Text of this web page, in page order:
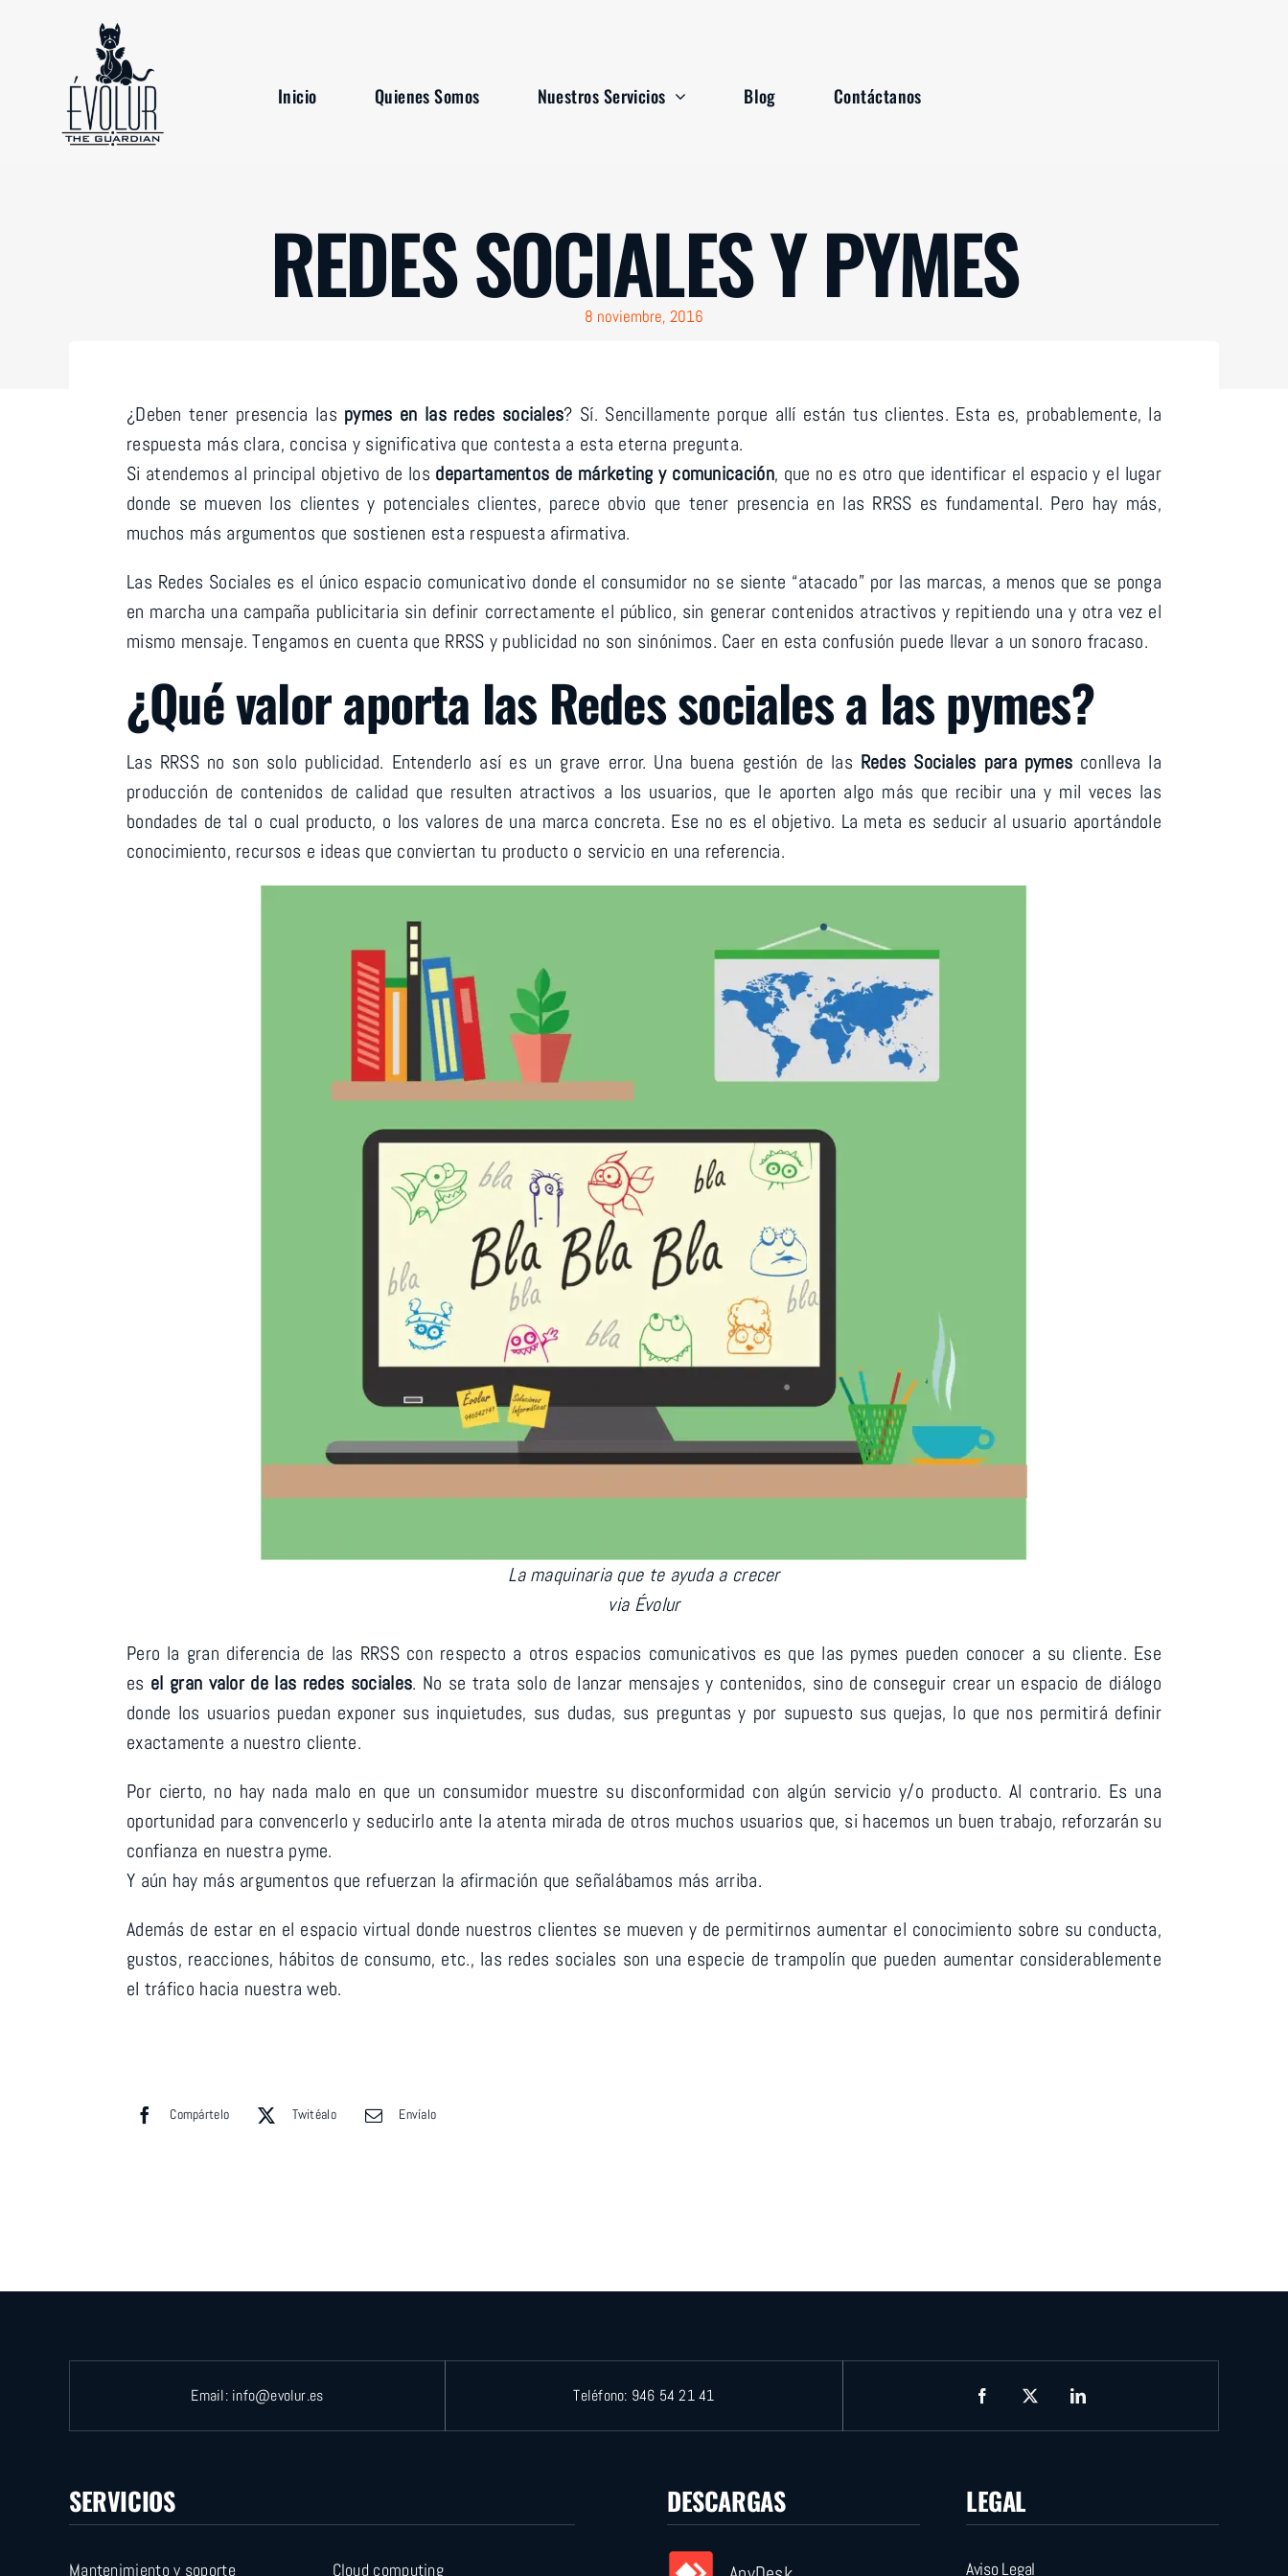
Inicio
Quienes Somos Nuestros Servicios Blog Contáctanos
Inicio Quienes Somos Nuestros Servicios Blog Contáctanos
REDES SOCIALES Y PYMES
8 noviembre, 2016
¿Deben tener presencia las pymes en las redes sociales? Sí. Sencillamente porque allí están tus clientes. Esta es, probablemente, la
respuesta más clara, concisa y significativa que contesta a esta eterna pregunta.
Si atendemos al principal objetivo de los departamentos de márketing y comunicación, que no es otro que identificar el espacio y el lugar
donde se mueven los clientes y potenciales clientes, parece obvio que tener presencia en las RRSS es fundamental. Pero hay más,
muchos más argumentos que sostienen esta respuesta afirmativa.
Las Redes Sociales es el único espacio comunicativo donde el consumidor no se siente “atacado” por las marcas, a menos que se ponga
en marcha una campaña publicitaria sin definir correctamente el público, sin generar contenidos atractivos y repitiendo una y otra vez el
mismo mensaje. Tengamos en cuenta que RRSS y publicidad no son sinónimos. Caer en esta confusión puede llevar a un sonoro fracaso.
¿Qué valor aporta las Redes sociales a las pymes?
Las RRSS no son solo publicidad. Entenderlo así es un grave error. Una buena gestión de las Redes Sociales para pymes conlleva la
producción de contenidos de calidad que resulten atractivos a los usuarios, que le aporten algo más que recibir una y mil veces las
bondades de tal o cual producto, o los valores de una marca concreta. Ese no es el objetivo. La meta es seducir al usuario aportándole
conocimiento, recursos e ideas que conviertan tu producto o servicio en una referencia.
La maquinaria que te ayuda a crecer
via Évolur
Pero la gran diferencia de las RRSS con respecto a otros espacios comunicativos es que las pymes pueden conocer a su cliente. Ese
es el gran valor de las redes sociales. No se trata solo de lanzar mensajes y contenidos, sino de conseguir crear un espacio de diálogo
donde los usuarios puedan exponer sus inquietudes, sus dudas, sus preguntas y por supuesto sus quejas, lo que nos permitirá definir
exactamente a nuestro cliente.
Por cierto, no hay nada malo en que un consumidor muestre su disconformidad con algún servicio y/o producto. Al contrario. Es una
oportunidad para convencerlo y seducirlo ante la atenta mirada de otros muchos usuarios que, si hacemos un buen trabajo, reforzarán su
confianza en nuestra pyme.
Y aún hay más argumentos que refuerzan la afirmación que señalábamos más arriba.
Además de estar en el espacio virtual donde nuestros clientes se mueven y de permitirnos aumentar el conocimiento sobre su conducta,
gustos, reacciones, hábitos de consumo, etc., las redes sociales son una especie de trampolín que pueden aumentar considerablemente
el tráfico hacia nuestra web.
Compártelo Twitéalo Envíalo
Email: info@evolur.es Teléfono: 946 54 21 41
SERVICIOS
Mantenimiento y soporte Cloud computing
DESCARGAS LEGAL
Aviso Legal